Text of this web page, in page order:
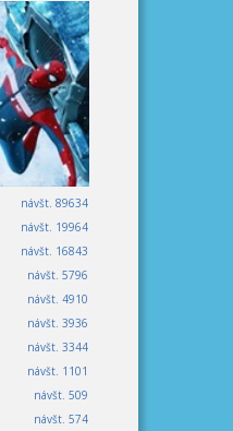
návšt. 89634
návšt. 19964
návšt. 16843
návšt. 5796
návšt. 4910
návšt. 3936
návšt. 3344
návšt. 1101
návšt. 509
návšt. 574